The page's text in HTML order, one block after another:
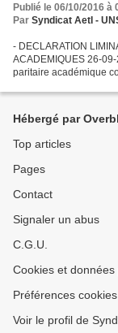
Publié le 06/10/2016 à
Par Syndicat AetI -
- DECLARATION
ACADEMIQUES 26-
paritaire académique
Hébergé par
Top articles
Pages
Contact
Signaler un abus
C.G.U.
Cookies et
Préférences cookies
Voir le profil de